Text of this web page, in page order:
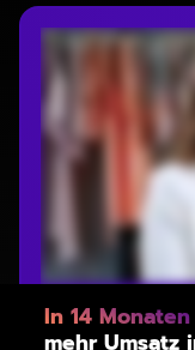
In 14
mehr Umsatz